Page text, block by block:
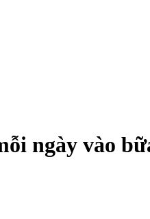
ngày vào